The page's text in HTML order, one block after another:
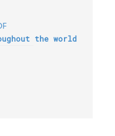
the world